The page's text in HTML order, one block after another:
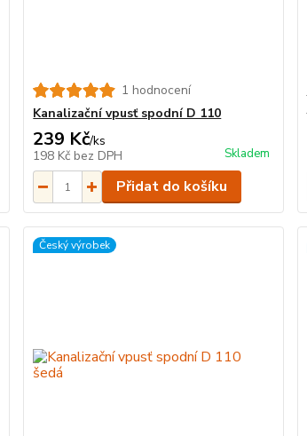
1 hodnocení
Kanalizační vpusť spodní D 110
239 Kč/ks
198 Kč bez DPH Skladem
Přidat do košíku
Český výrobek